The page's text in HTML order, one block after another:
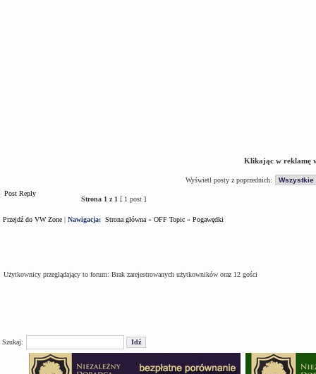
Klikając w reklamę
Wyświetl posty z poprzednich:
Post Reply
Strona 1 z 1 [ 1 post ]
Przejdź do VW Zone | Nawigacja: Strona główna » OFF Topic » Pogawędki
Użytkownicy przeglądający to forum: Brak zarejestrowanych użytkowników oraz 12 gości
Szukaj: